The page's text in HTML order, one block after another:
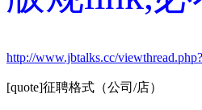
http://www.jbtalks.cc/
[quote]征聘格式（公司/店）